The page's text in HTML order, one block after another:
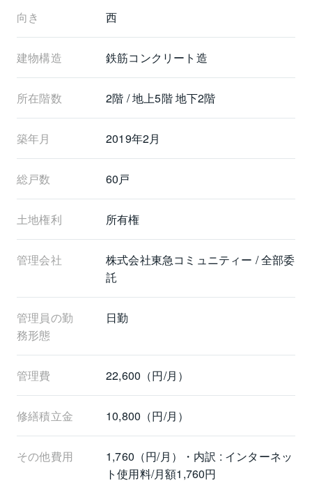
向き 西
建物構造 鉄筋コンクリート造
所在階数 2階 / 地上5階 地下2階
築年月 2019年2月
総戸数 60戸
土地権利 所有権
管理会社
株式会社東急コミュニティー / 全部委
託
管理員の勤
務形態
日勤
管理費 22,600（円/月）
修繕積立金 10,800（円/月）
その他費用
1,760（円/月）・内訳 : インターネッ
ト使用料/月額1,760円